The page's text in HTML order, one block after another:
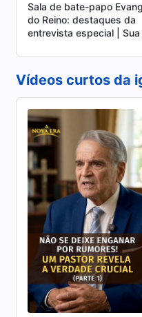
Sala de bate-papo
do Reino: destaques da
entrevista especial | Sua
deixar seu ambiente de
trabalho de alta pressão
Vídeos curtos da